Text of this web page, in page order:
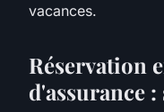
vacances.
Réservation
d'assurance